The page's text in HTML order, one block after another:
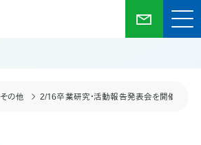
その他 2/16卒業研究・活動報告発表会を開催します